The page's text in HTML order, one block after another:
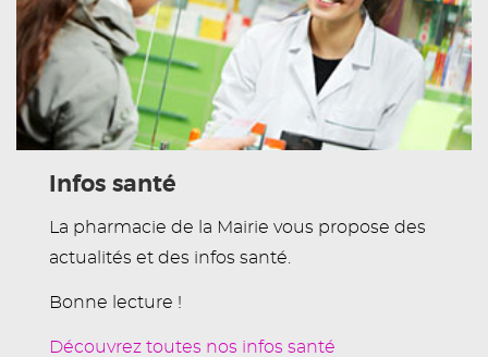
Infos santé
La pharmacie de la Mairie vous propose des
actualités et des infos santé.
Bonne lecture !
Découvrez toutes nos infos santé